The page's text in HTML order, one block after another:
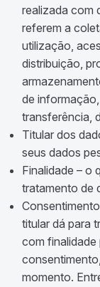
realizada com
referem a
utilização,
distribuição,
de
transferência,
Titular dos
seus dados
Finalidade – o
tratamento de
titular dá para
com finalidade
momento.